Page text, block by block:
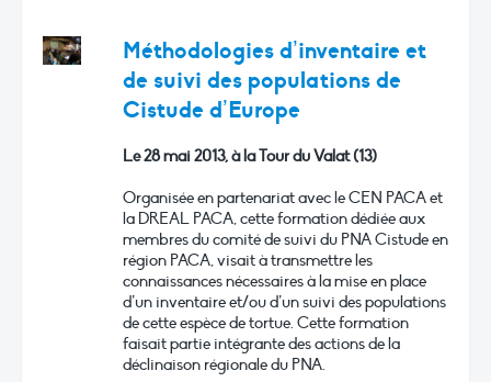
Méthodologies d’inventaire et
de suivi des populations de
Cistude d’Europe
Le 28 mai 2013, à la Tour du Valat (13)
Organisée en partenariat avec le CEN PACA et
la DREAL PACA, cette formation dédiée aux
membres du comité de suivi du PNA Cistude en
région PACA, visait à transmettre les
connaissances nécessaires à la mise en place
d’un inventaire et/ou d’un suivi des populations
de cette espèce de tortue. Cette formation
faisait partie intégrante des actions de la
déclinaison régionale du PNA.